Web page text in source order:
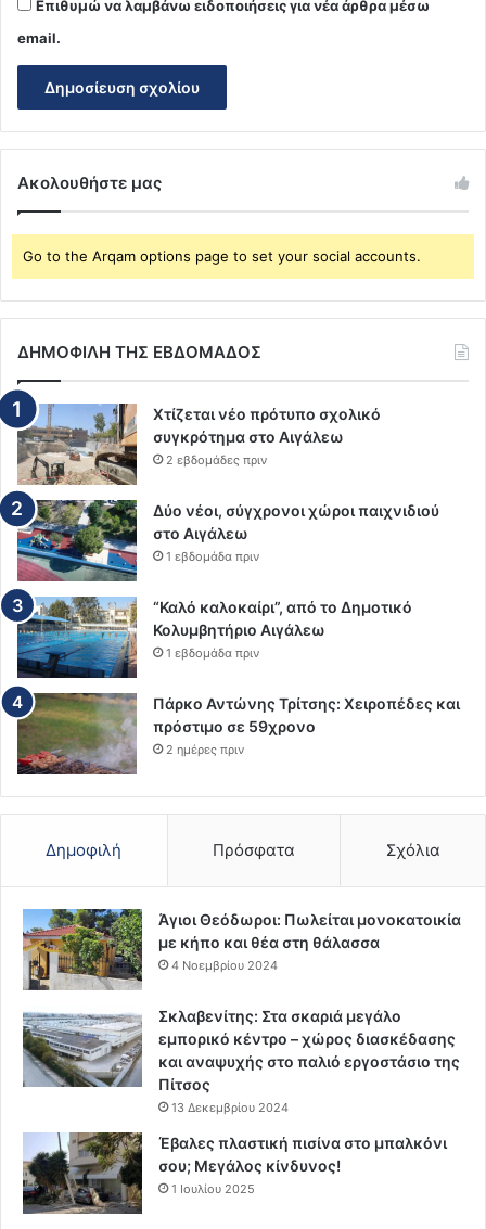
Επιθυμώ να λαμβάνω ειδοποιήσεις για νέα άρθρα μέσω
email.
Ακολουθήστε μας
Go to the Arqam options page to set your social accounts.
ΔΗΜΟΦΙΛΗ ΤΗΣ ΕΒΔΟΜΑΔΟΣ
Χτίζεται νέο πρότυπο σχολικό
συγκρότημα στο Αιγάλεω
2 εβδομάδες πριν
Δύο νέοι, σύγχρονοι χώροι παιχνιδιού
στο Αιγάλεω
1 εβδομάδα πριν
“Καλό καλοκαίρι”, από το Δημοτικό
Κολυμβητήριο Αιγάλεω
1 εβδομάδα πριν
Πάρκο Αντώνης Τρίτσης: Χειροπέδες και
πρόστιμο σε 59χρονο
2 ημέρες πριν
Δημοφιλή Πρόσφατα Σχόλια
Άγιοι Θεόδωροι: Πωλείται μονοκατοικία
με κήπο και θέα στη θάλασσα
4 Νοεμβρίου 2024
Σκλαβενίτης: Στα σκαριά μεγάλο
εμπορικό κέντρο – χώρος διασκέδασης
και αναψυχής στο παλιό εργοστάσιο της
Πίτσος
13 Δεκεμβρίου 2024
Έβαλες πλαστική πισίνα στο μπαλκόνι
σου; Μεγάλος κίνδυνος!
1 Ιουλίου 2025